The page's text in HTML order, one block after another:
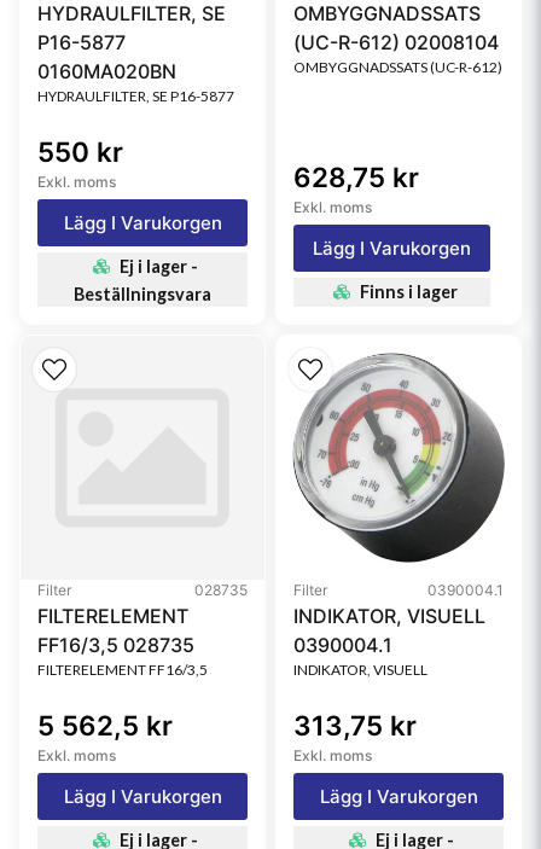
HYDRAULFILTER, SE
P16-5877
0160MA020BN
HYDRAULFILTER, SE P16-5877
550 kr
Exkl. moms
Lägg I Varukorgen
Ej i lager -
Beställningsvara
OMBYGGNADSSATS
(UC-R-612) 02008104
OMBYGGNADSSATS (UC-R-612)
628,75 kr
Exkl. moms
Lägg I Varukorgen
Finns i lager
Filter 028735
FILTERELEMENT
FF16/3,5 028735
FILTERELEMENT FF16/3,5
5 562,5 kr
Exkl. moms
Lägg I Varukorgen
Ej i lager -
Filter 0390004.1
INDIKATOR, VISUELL
0390004.1
INDIKATOR, VISUELL
313,75 kr
Exkl. moms
Lägg I Varukorgen
Ej i lager -